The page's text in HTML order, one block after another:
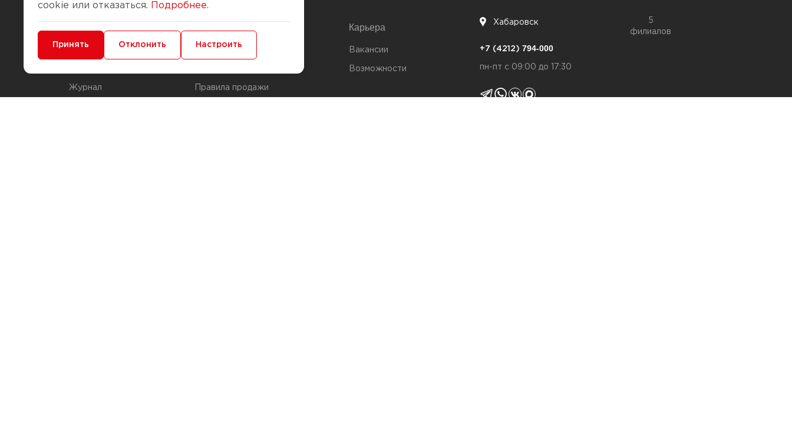
Журнал
Доставка и оплата
Правила продажи
Карьера
Вакансии
Возможности
Хабаровск
5
филиалов
+7 (4212) 794-000
пн-пт с 09:00 до 17:30
cookie или отказаться.
Подробнее.
Минимальные Функциональные/Аналитические
Принять Отклонить Настроить